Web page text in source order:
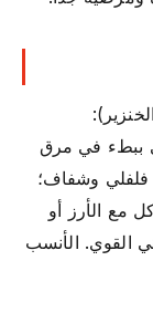
ببطء في مرق
فلفلي وشفاف؛
مع الأرز أو
القوي. الأنسب